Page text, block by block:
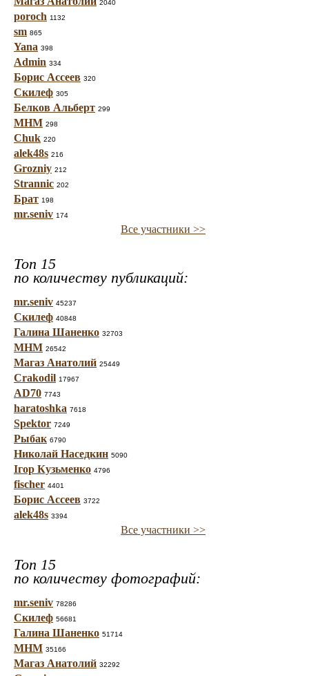
2040
poroch 1132
sm 865
Yana 398
Admin 334
Борис Ассеев 320
Скилеф 305
Белков Альберт 299
МНМ 298
Chuk 220
alek48s 216
Grozniy 212
Strannic 202
Брат 198
mr.seniv 174
Все участники >>
Топ 15
по количеству публикаций:
mr.seniv 45237
Скилеф 40848
Галина Шаненко 32703
МНМ 26542
Магаз Анатолий 25449
Crakodil 17967
AD70 7743
haratoshka 7618
Spektor 7249
Рыбак 6790
Николай Наседкин 5090
Ігор Кузьменко 4796
fischer 4401
Борис Ассеев 3722
alek48s 3394
Все участники >>
Топ 15
по количеству фотографий:
mr.seniv 78286
Скилеф 56681
Галина Шаненко 51714
МНМ 35166
Магаз Анатолий 32292